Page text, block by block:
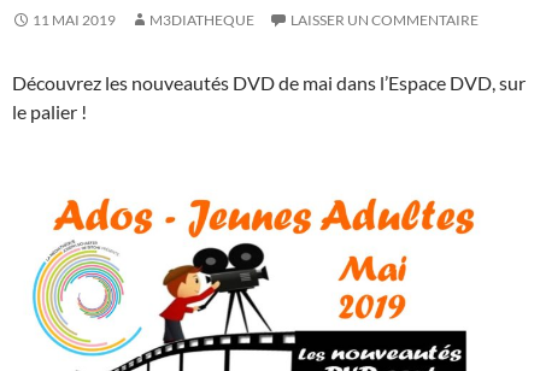
11 MAI 2019 M3DIATHEQUE LAISSER UN COMMENTAIRE
Découvrez les nouveautés DVD de mai dans l’Espace DVD, sur
le palier !